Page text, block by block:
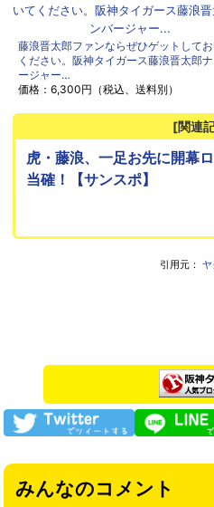
藤浪晋太郎ファンならぜひゲットして
ください。阪神タイガース藤浪晋太郎
ージャー…
価格：6,300円（税込、送料別）
[関連
虎・藤浪、一足お先に開幕
当確！【サンスポ】
引用元： ヤ
みんなのコメント